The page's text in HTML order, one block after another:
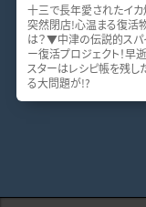
十三で長年愛されたイ
突然閉店!心温まる復活
は？▼中津の伝説的スパ
ー復活プロジェクト！早
スターはレシピ帳を残
る大問題が!?